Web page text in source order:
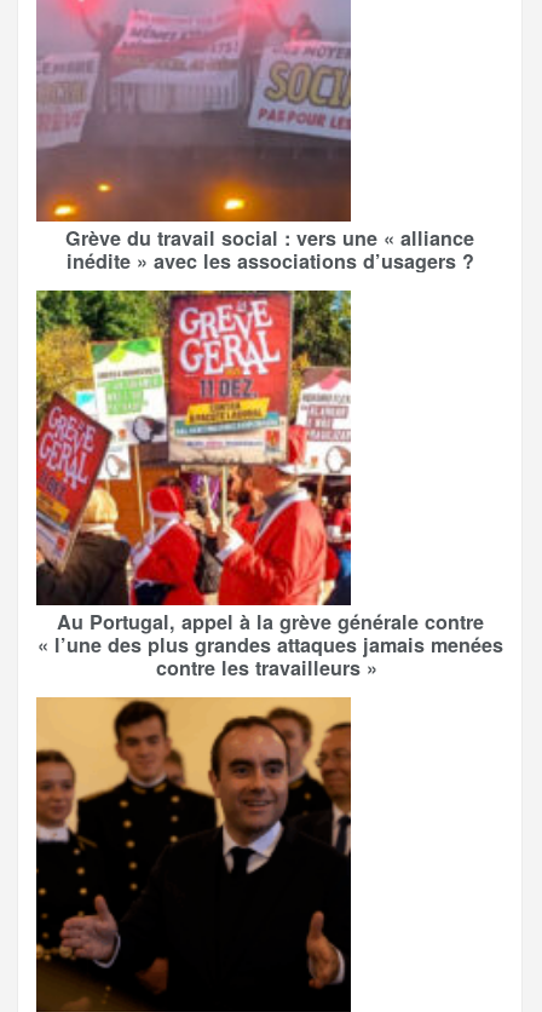
Grève du travail social : vers une « alliance
inédite » avec les associations d’usagers ?
Au Portugal, appel à la grève générale contre
« l’une des plus grandes attaques jamais menées
contre les travailleurs »